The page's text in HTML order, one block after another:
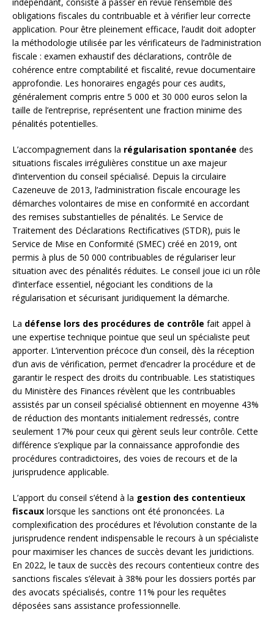
obligations fiscales du contribuable et à vérifier leur correcte
application. Pour être pleinement efficace, l’audit doit adopter
la méthodologie utilisée par les vérificateurs de l’administration
fiscale : examen exhaustif des déclarations, contrôle de
cohérence entre comptabilité et fiscalité, revue documentaire
approfondie. Les honoraires engagés pour ces audits,
généralement compris entre 5 000 et 30 000 euros selon la
taille de l’entreprise, représentent une fraction minime des
pénalités potentielles.
L’accompagnement dans la régularisation spontanée des
situations fiscales irrégulières constitue un axe majeur
d’intervention du conseil spécialisé. Depuis la circulaire
Cazeneuve de 2013, l’administration fiscale encourage les
démarches volontaires de mise en conformité en accordant
des remises substantielles de pénalités. Le Service de
Traitement des Déclarations Rectificatives (STDR), puis le
Service de Mise en Conformité (SMEC) créé en 2019, ont
permis à plus de 50 000 contribuables de régulariser leur
situation avec des pénalités réduites. Le conseil joue ici un rôle
d’interface essentiel, négociant les conditions de la
régularisation et sécurisant juridiquement la démarche.
La défense lors des procédures de contrôle fait appel à
une expertise technique pointue que seul un spécialiste peut
apporter. L’intervention précoce d’un conseil, dès la réception
d’un avis de vérification, permet d’encadrer la procédure et de
garantir le respect des droits du contribuable. Les statistiques
du Ministère des Finances révèlent que les contribuables
assistés par un conseil spécialisé obtiennent en moyenne 43%
de réduction des montants initialement redressés, contre
seulement 17% pour ceux qui gèrent seuls leur contrôle. Cette
différence s’explique par la connaissance approfondie des
procédures contradictoires, des voies de recours et de la
jurisprudence applicable.
L’apport du conseil s’étend à la gestion des contentieux
fiscaux lorsque les sanctions ont été prononcées. La
complexification des procédures et l’évolution constante de la
jurisprudence rendent indispensable le recours à un spécialiste
pour maximiser les chances de succès devant les juridictions.
En 2022, le taux de succès des recours contentieux contre des
sanctions fiscales s’élevait à 38% pour les dossiers portés par
des avocats spécialisés, contre 11% pour les requêtes
déposées sans assistance professionnelle.